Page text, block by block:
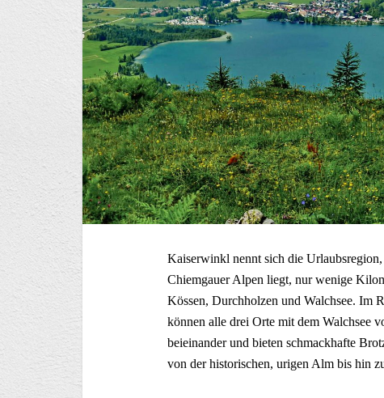
Kaiserwinkl nennt sich die
Chiemgauer Alpen liegt, nur wenige
Kössen, Durchholzen und Walchsee. Im
können alle drei Orte mit dem Walchsee
beieinander und bieten schmackhafte
von der historischen, urigen Alm bis hin